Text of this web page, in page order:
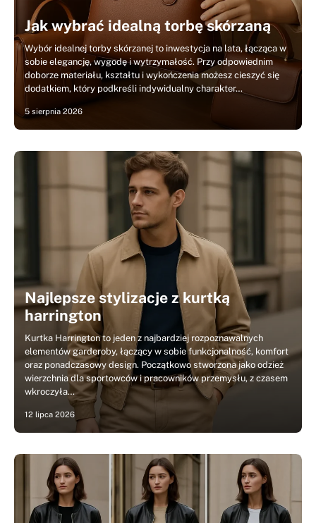
Jak wybrać idealną torbę skórzaną
Wybór idealnej torby skórzanej to inwestycja na lata, łącząca w
sobie elegancję, wygodę i wytrzymałość. Przy odpowiednim
doborze materiału, kształtu i wykończenia możesz cieszyć się
dodatkiem, który podkreśli indywidualny charakter…
5 sierpnia 2026
Najlepsze stylizacje z kurtką
harrington
Kurtka Harrington to jeden z najbardziej rozpoznawalnych
elementów garderoby, łączący w sobie funkcjonalność, komfort
oraz ponadczasowy design. Początkowo stworzona jako odzież
wierzchnia dla sportowców i pracowników przemysłu, z czasem
wkroczyła…
12 lipca 2026